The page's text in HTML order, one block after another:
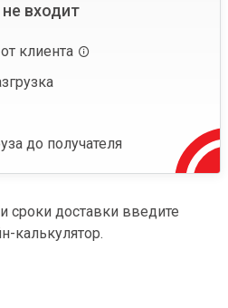
входит
клиента
до получателя
сроки доставки введите
калькулятор.